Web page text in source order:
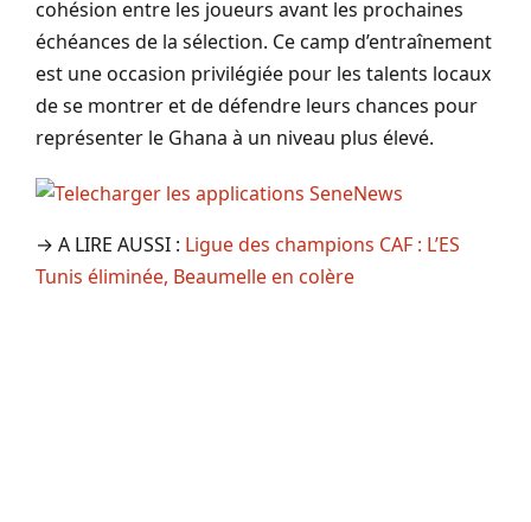
cohésion entre les joueurs avant les prochaines
échéances de la sélection. Ce camp d’entraînement
est une occasion privilégiée pour les talents locaux
de se montrer et de défendre leurs chances pour
représenter le Ghana à un niveau plus élevé.
→ A LIRE AUSSI : Ligue des champions CAF : L’ES
Tunis éliminée, Beaumelle en colère